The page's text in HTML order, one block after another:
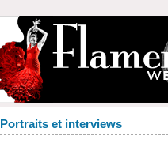
Portraits et interviews